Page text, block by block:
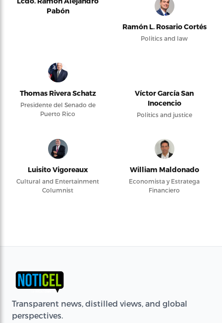
Pabón
Ramón L. Rosario Cortés
Politics and law
Thomas Rivera Schatz
Presidente del Senado de
Puerto Rico
Víctor García San
Inocencio
Politics and justice
Luisito Vigoreaux
Cultural and Entertainment
Columnist
William Maldonado
Economista y Estratega
Financiero
Transparent news, distilled views, and global
perspectives.